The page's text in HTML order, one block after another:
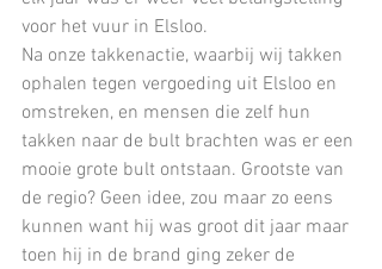
voor het vuur in Elsloo.
Na onze takkenactie, waarbij wij takken
ophalen tegen vergoeding uit Elsloo en
omstreken, en mensen die zelf hun
takken naar de bult brachten was er een
mooie grote bult ontstaan. Grootste van
de regio? Geen idee, zou maar zo eens
kunnen want hij was groot dit jaar maar
toen hij in de brand ging zeker de